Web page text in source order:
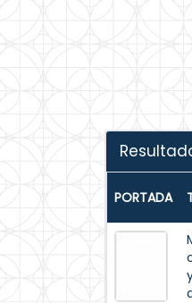
PORTADA